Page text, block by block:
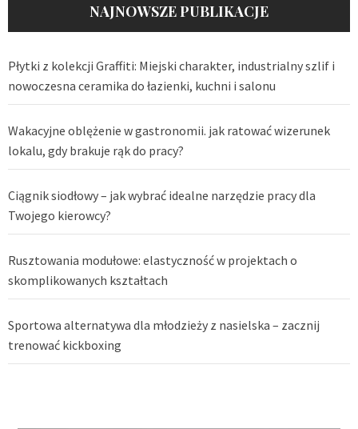
NAJNOWSZE PUBLIKACJE
Płytki z kolekcji Graffiti: Miejski charakter, industrialny szlif i
nowoczesna ceramika do łazienki, kuchni i salonu
Wakacyjne oblężenie w gastronomii. jak ratować wizerunek
lokalu, gdy brakuje rąk do pracy?
Ciągnik siodłowy – jak wybrać idealne narzędzie pracy dla
Twojego kierowcy?
Rusztowania modułowe: elastyczność w projektach o
skomplikowanych kształtach
Sportowa alternatywa dla młodzieży z nasielska – zacznij
trenować kickboxing